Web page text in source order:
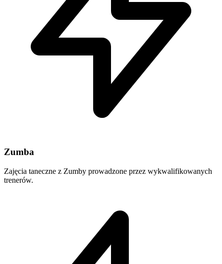
Zumba
Zajęcia taneczne z Zumby prowadzone przez wykwalifikowanych
trenerów.